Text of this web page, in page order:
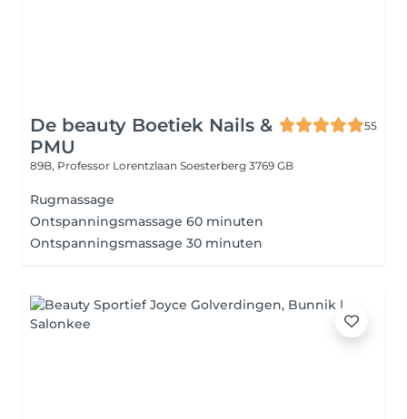
De beauty Boetiek Nails &
PMU
55
89B, Professor Lorentzlaan Soesterberg 3769 GB
Rugmassage
Ontspanningsmassage 60 minuten
Ontspanningsmassage 30 minuten